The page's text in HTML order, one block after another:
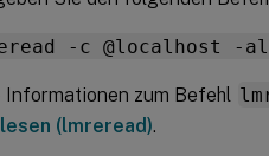
-c @localhost -
Informationen zum Befehl
(lmreread).